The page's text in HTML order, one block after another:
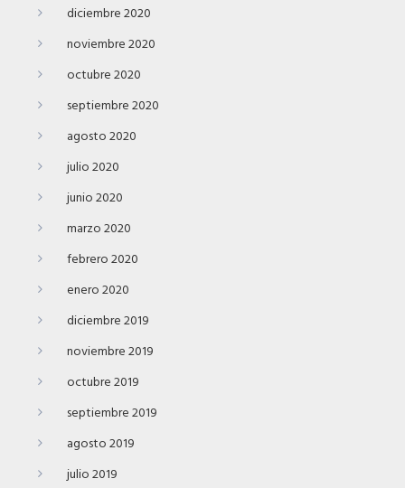
diciembre 2020
noviembre 2020
octubre 2020
septiembre 2020
agosto 2020
julio 2020
junio 2020
marzo 2020
febrero 2020
enero 2020
diciembre 2019
noviembre 2019
octubre 2019
septiembre 2019
agosto 2019
julio 2019